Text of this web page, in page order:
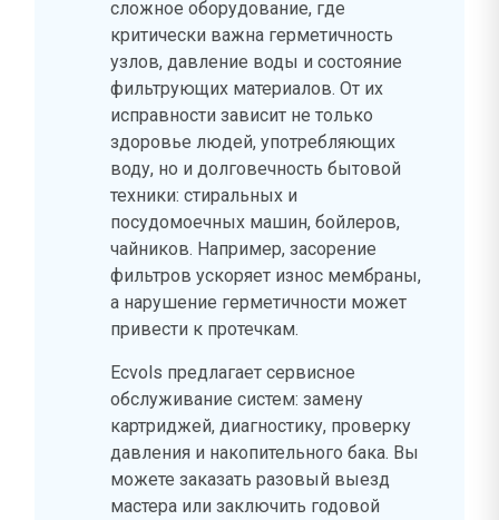
сложное оборудование, где
критически важна герметичность
узлов, давление воды и состояние
фильтрующих материалов. От их
исправности зависит не только
здоровье людей, употребляющих
воду, но и долговечность бытовой
техники: стиральных и
посудомоечных машин, бойлеров,
чайников. Например, засорение
фильтров ускоряет износ мембраны,
а нарушение герметичности может
привести к протечкам.
Ecvols предлагает сервисное
обслуживание систем: замену
картриджей, диагностику, проверку
давления и накопительного бака. Вы
можете заказать разовый выезд
мастера или заключить годовой